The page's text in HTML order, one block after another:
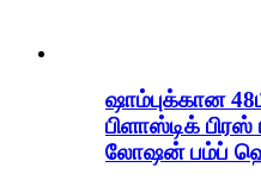
ஷாம்புக்கான
பிளாஸ்டிக்
லோஷன் பம்ப்